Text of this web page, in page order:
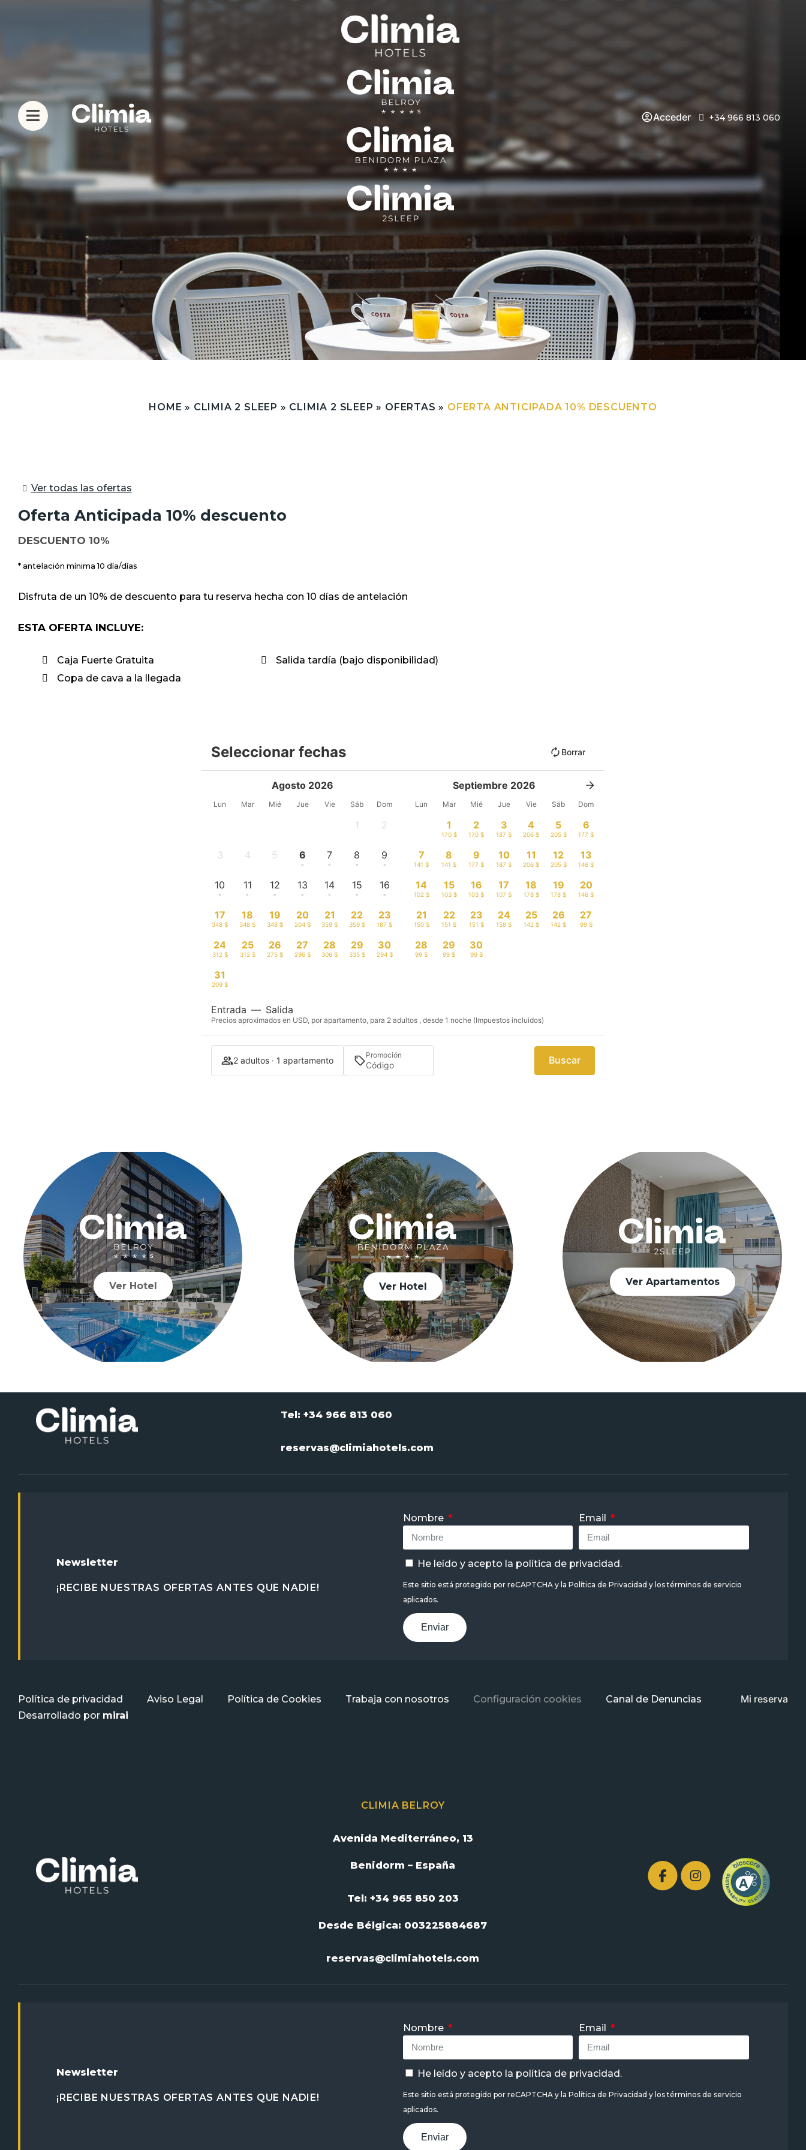
Acceder +34 966 813 060
HOME » CLIMIA 2 SLEEP » CLIMIA 2 SLEEP » OFERTAS » OFERTA ANTICIPADA 10% DESCUENTO
Ver todas las ofertas
Oferta Anticipada 10% descuento
DESCUENTO 10%
antelación mínima 10 día/días
Disfruta de un 10% de descuento para tu reserva hecha con 10 días de antelación
ESTA OFERTA INCLUYE:
Caja Fuerte Gratuita
Salida tardía (bajo disponibilidad)
Copa de cava a la llegada
Seleccionar fechas Borrar
Agosto 2026
Lun Mar Mié Jue Vie Sáb Dom
1 2
3 4 5 6
-
7
-
8
-
9
-
10
-
11
-
12
-
13
-
14
-
15
-
16
-
17
348 $
18
348 $
19
348 $
20
204 $
21
359 $
22
359 $
23
187 $
24
312 $
25
312 $
26
275 $
27
296 $
28
306 $
29
335 $
30
294 $
31
209 $
Septiembre 2026
Lun Mar Mié Jue Vie Sáb Dom
1
170 $
2
170 $
3
187 $
4
206 $
5
205 $
6
177 $
7
141 $
8
141 $
9
177 $
10
187 $
11
206 $
12
205 $
13
146 $
14
102 $
15
103 $
16
103 $
17
107 $
18
178 $
19
178 $
20
146 $
21
150 $
22
151 $
23
151 $
24
158 $
25
142 $
26
142 $
27
99 $
28
99 $
29
99 $
30
99 $
Entrada — Salida
Precios aproximados en USD, por apartamento, para 2 adultos , desde 1 noche (Impuestos incluidos)
2 adultos · 1 apartamento Promoción Buscar
Ver Hotel Ver Hotel Ver Apartamentos
Tel: +34 966 813 060
reservas@climiahotels.com
Newsletter
¡RECIBE NUESTRAS OFERTAS ANTES QUE NADIE!
Nombre Email
He leído y acepto la política de privacidad.
Este sitio está protegido por reCAPTCHA y la Política de Privacidad y los términos de servicio
aplicados.
Enviar
Política de privacidad Aviso Legal Política de Cookies Trabaja con nosotros Configuración cookies Canal de Denuncias Mi reserva
Desarrollado por mirai
CLIMIA BELROY
Avenida Mediterráneo, 13
Benidorm – España
Tel: +34 965 850 203
Desde Bélgica: 003225884687
reservas@climiahotels.com
Newsletter
¡RECIBE NUESTRAS OFERTAS ANTES QUE NADIE!
Nombre Email
He leído y acepto la política de privacidad.
Este sitio está protegido por reCAPTCHA y la Política de Privacidad y los términos de servicio
aplicados.
Enviar